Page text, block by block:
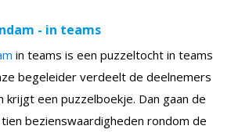
- in teams
in teams is een puzzeltocht in teams
begeleider verdeelt de deelnemers
krijgt een puzzelboekje. Dan gaan de
bezienswaardigheden rondom de